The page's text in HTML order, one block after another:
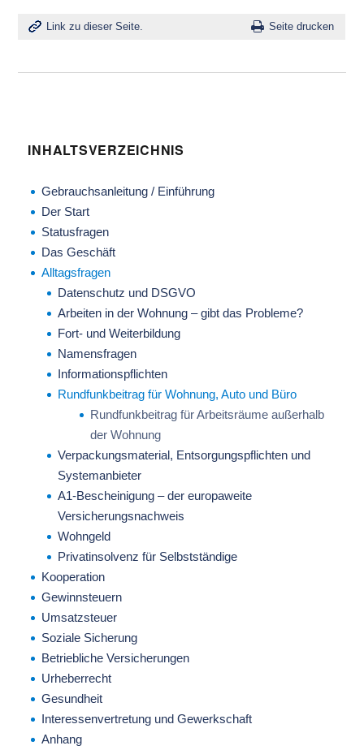
Link zu dieser Seite. Seite drucken
INHALTSVERZEICHNIS
Gebrauchsanleitung / Einführung
Der Start
Statusfragen
Das Geschäft
Alltagsfragen
Datenschutz und DSGVO
Arbeiten in der Wohnung – gibt das Probleme?
Fort- und Weiterbildung
Namensfragen
Informationspflichten
Rundfunkbeitrag für Wohnung, Auto und Büro
Rundfunkbeitrag für Arbeitsräume außerhalb
der Wohnung
Verpackungsmaterial, Entsorgungspflichten und
Systemanbieter
A1-Bescheinigung – der europaweite
Versicherungsnachweis
Wohngeld
Privatinsolvenz für Selbstständige
Kooperation
Gewinnsteuern
Umsatzsteuer
Soziale Sicherung
Betriebliche Versicherungen
Urheberrecht
Gesundheit
Interessenvertretung und Gewerkschaft
Anhang